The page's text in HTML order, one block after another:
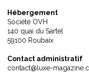
Hébergement
Société OVH
140 quai du Sartel
59100 Roubaix
Contact administratif
contact@luxe-